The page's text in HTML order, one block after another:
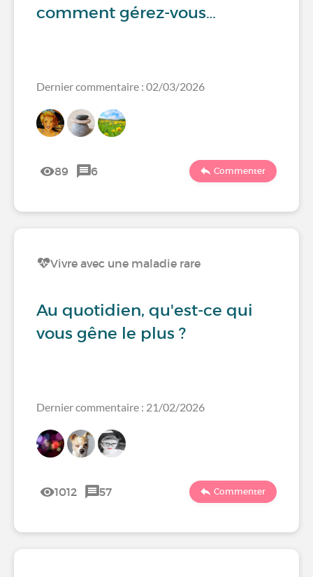
comment gérez-vous…
Dernier commentaire : 02/03/2026
89 6 Commenter
Vivre avec une maladie rare
Au quotidien, qu'est-ce qui
vous gêne le plus ?
Dernier commentaire : 21/02/2026
1012 57 Commenter